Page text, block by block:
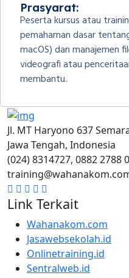
Prasyarat:
Peserta kursus atau
pemahaman dasar
macOS) dan manajemen
videografi atau
membantu.
Jl. MT Haryono 637
Jawa Tengah, Indonesia
(024) 8314727, 0882 2788
Link Terkait
Wahanakom.com
Jasawebsekolah.id
Onlinetraining.id
Sentralweb.id